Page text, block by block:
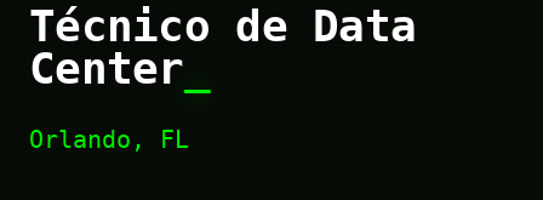
Técnico de Data
Center
Orlando, FL